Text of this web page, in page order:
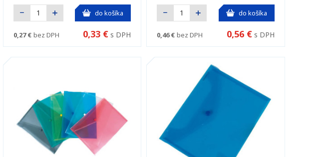
do košíka
0,27 € bez DPH 0,33 € s DPH
do košíka
0,46 € bez DPH 0,56 € s DPH